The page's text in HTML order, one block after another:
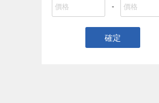
-
確定